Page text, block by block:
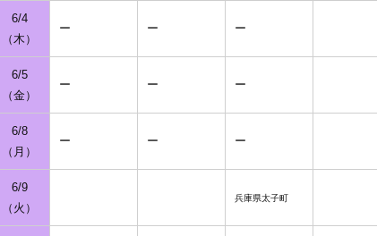
6/4
（木）
ー ー ー
6/5
（金）
ー ー ー
6/8
（月）
ー ー ー
6/9
（火）
兵庫県太子町